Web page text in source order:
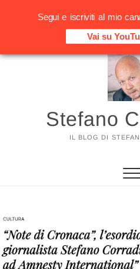
Vai
Stefano
IL BLOG DI
Segui e iscriviti al mio
Vai su